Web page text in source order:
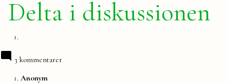
Delta i diskussionen
3 kommentarer
Anonym